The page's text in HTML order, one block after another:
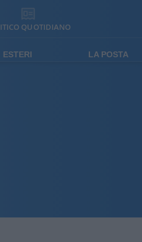
QUOTIDIANO
ESTERI LA POSTA